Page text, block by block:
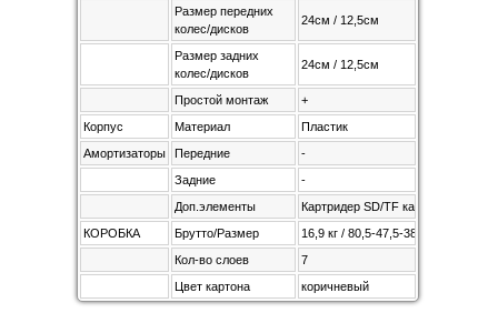
Размер передних
колес/дисков
24см / 12,5см
Размер задних
колес/дисков
24см / 12,5см
Простой монтаж
+
Корпус
Материал
Пластик
Амортизаторы
Передние
-
Задние
-
Доп.элементы
Картридер SD/TF карт
КОРОБКА
Брутто/Размер
16,9 кг / 80,5-47,5-38,5см
Кол-во слоев
7
Цвет картона
коричневый